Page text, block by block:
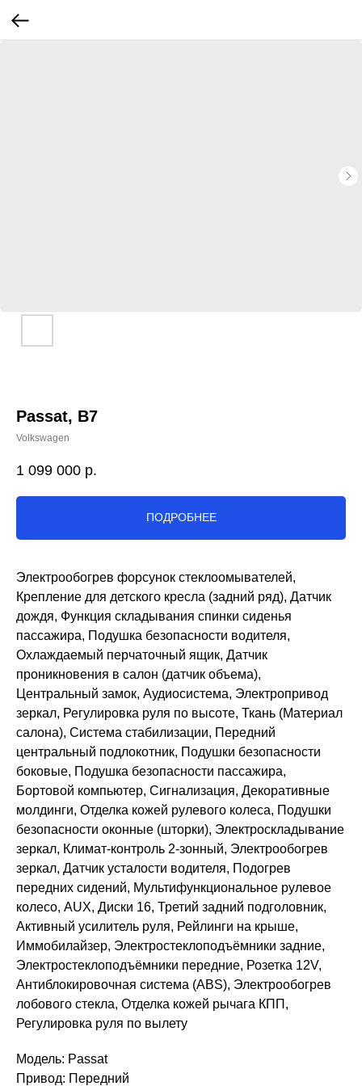
Passat, B7
Volkswagen
1 099 000 р.
ПОДРОБНЕЕ
Электрообогрев форсунок стеклоомывателей,
Крепление для детского кресла (задний ряд), Датчик
дождя, Функция складывания спинки сиденья
пассажира, Подушка безопасности водителя,
Охлаждаемый перчаточный ящик, Датчик
проникновения в салон (датчик объема),
Центральный замок, Аудиосистема, Электропривод
зеркал, Регулировка руля по высоте, Ткань (Материал
салона), Система стабилизации, Передний
центральный подлокотник, Подушки безопасности
боковые, Подушка безопасности пассажира,
Бортовой компьютер, Сигнализация, Декоративные
молдинги, Отделка кожей рулевого колеса, Подушки
безопасности оконные (шторки), Электроскладывание
зеркал, Климат-контроль 2-зонный, Электрообогрев
зеркал, Датчик усталости водителя, Подогрев
передних сидений, Мультифункциональное рулевое
колесо, AUX, Диски 16, Третий задний подголовник,
Активный усилитель руля, Рейлинги на крыше,
Иммобилайзер, Электростеклоподъёмники задние,
Электростеклоподъёмники передние, Розетка 12V,
Антиблокировочная система (ABS), Электрообогрев
лобового стекла, Отделка кожей рычага КПП,
Регулировка руля по вылету
Модель: Passat
Привод: Передний